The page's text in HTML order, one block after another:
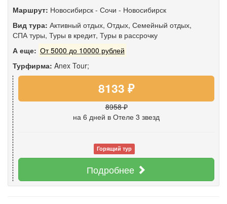
Маршрут: Новосибирск - Сочи - Новосибирск
Вид тура: Активный отдых, Отдых, Семейный отдых,
СПА туры, Туры в кредит, Туры в рассрочку
А еще: От 5000 до 10000 рублей
Турфирма: Anex Tour;
8133 ₽
8958 ₽
на 6 дней в Отеле 3 звезд
Горящий тур
Подробнее